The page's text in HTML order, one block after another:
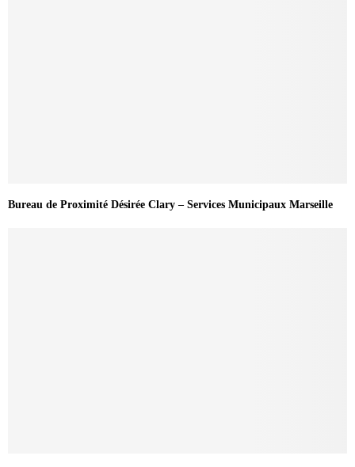
Bureau de Proximité Désirée Clary – Services Municipaux Marseille